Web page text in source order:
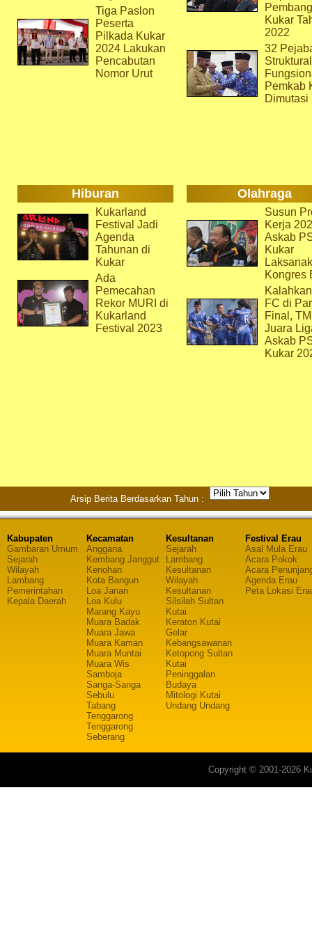
Tiga Paslon
Peserta
Pilkada Kukar
2024 Lakukan
Pencabutan
Nomor Urut
Kukar
2022
32
Pemkab
Dimutasi
Hiburan Olahraga
Kukarland
Festival Jadi
Agenda
Tahunan di
Kukar
Ada
Pemecahan
Rekor MURI di
Kukarland
Festival 2023
Susun
Kerja
Askab
Kukar
Kongres
FC di
Final,
Juara
Askab
Kukar
Arsip Berita Berdasarkan Tahun :
Kabupaten
Gambaran Umum
Sejarah
Wilayah
Lambang
Pemerintahan
Kepala Daerah
Kecamatan
Anggana
Kembang Janggut
Kenohan
Kota Bangun
Loa Janan
Loa Kulu
Marang Kayu
Muara Badak
Muara Jawa
Muara Kaman
Muara Muntai
Muara Wis
Samboja
Sanga-Sanga
Sebulu
Tabang
Tenggarong
Tenggarong
Seberang
Kesultanan
Sejarah
Lambang
Kesultanan
Wilayah
Kesultanan
Silsilah Sultan
Kutai
Keraton Kutai
Gelar
Kebangsawanan
Ketopong Sultan
Kutai
Peninggalan
Budaya
Mitologi Kutai
Undang Undang
Festival Erau
Asal Mula Erau
Acara Pokok
Acara
Agenda Erau
Peta Lokasi
Copyright © 2001-2026